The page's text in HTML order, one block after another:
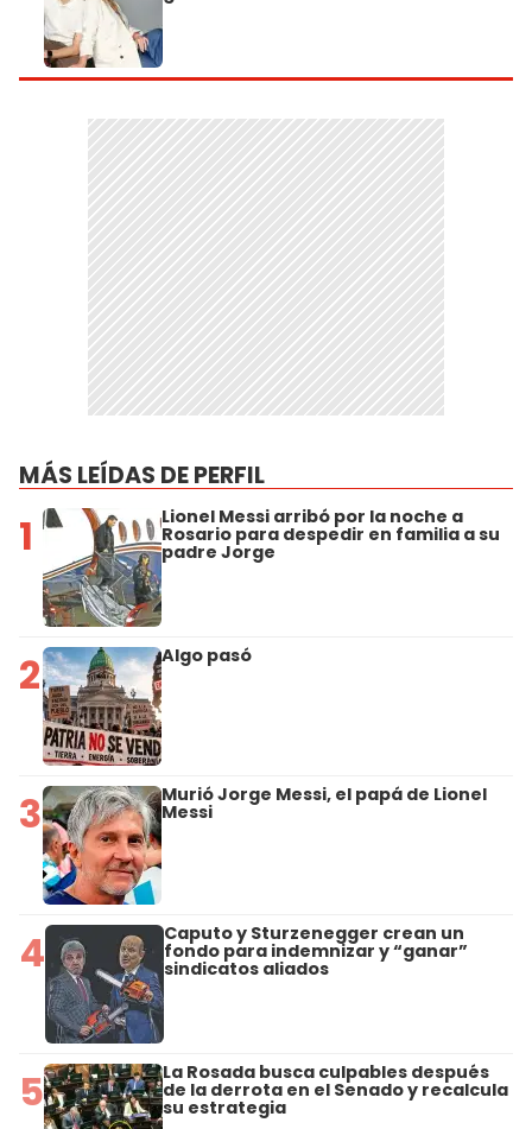
MÁS LEÍDAS DE PERFIL
1 Lionel Messi arribó por la noche a
Rosario para despedir en familia a su
padre Jorge
2 Algo pasó
3 Murió Jorge Messi, el papá de Lionel
Messi
4 Caputo y Sturzenegger crean un
fondo para indemnizar y “ganar”
sindicatos aliados
5 La Rosada busca culpables después
de la derrota en el Senado y recalcula
su estrategia